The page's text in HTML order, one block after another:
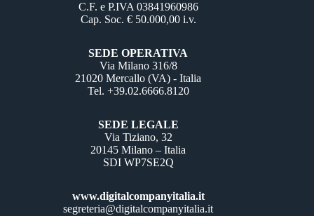
C.F. e P.IVA 03841960986
Cap. Soc. € 50.000,00 i.v.
SEDE OPERATIVA
Via Milano 316/8
21020 Mercallo (VA) - Italia
Tel. +39.02.6666.8120
SEDE LEGALE
Via Tiziano, 32
20145 Milano – Italia
SDI WP7SE2Q
www.digitalcompanyitalia.it
segreteria@digitalcompanyitalia.it